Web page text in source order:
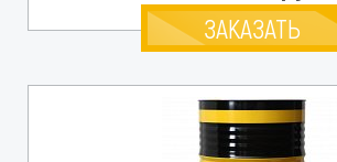
ЗАКАЗАТЬ